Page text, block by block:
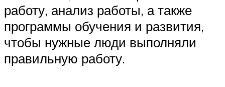
работу, анализ работы, а также
программы обучения и развития,
чтобы нужные люди выполняли
правильную работу.